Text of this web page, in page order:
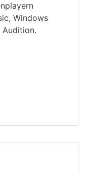
Windows
Audition.